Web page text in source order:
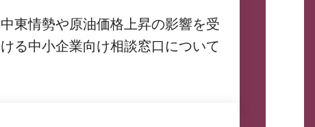
中東情勢や原油価格上昇の影響を受
ける中小企業向け相談窓口について